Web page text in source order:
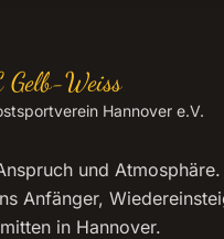
Gelb-Weiss
Hannover e.V.
und Atmosphäre.
Anfänger,
in Hannover.